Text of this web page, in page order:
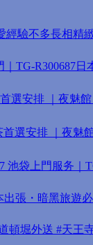
經驗不多長相精
TG-R300687日
選安排 ｜夜魅館
首選安排 ｜夜魅
池袋上門服务｜
張・暗黑旅遊
頓堀外送 #天王